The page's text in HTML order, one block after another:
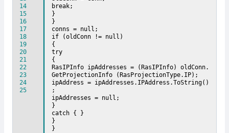
14
15
16
17
18
19
20
21
22
23
24
25
break;
}
}
conns = null;
if (oldConn != null)
{
try
{
RasIPInfo ipAddresses = (RasIPInfo) oldConn.
GetProjectionInfo (RasProjectionType.IP);
ipAddress = ipAddresses.IPAddress.ToString()
;
ipAddresses = null;
}
catch { }
}
}